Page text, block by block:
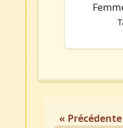
« Précédente